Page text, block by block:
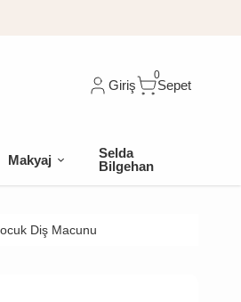
Giriş
0
Sepet
Makyaj
Selda
Bilgehan
Diş Macunu